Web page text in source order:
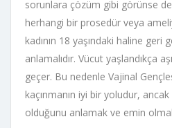
sorunlara çözüm gibi görünse
herhangi bir prosedür veya
kadının 18 yaşındaki haline geri
anlamalıdır. Vücut yaşlandıkça
geçer. Bu nedenle Vajinal
kaçınmanın iyi bir yoludur,
olduğunu anlamak ve emin